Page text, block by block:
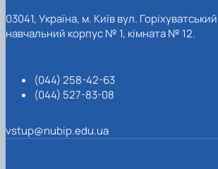
03041, Україна, м. Київ вул.
навчальний корпус № 1, кімната № 12.
(044) 258-42-63
(044) 527-83-08
vstup@nubip.edu.ua